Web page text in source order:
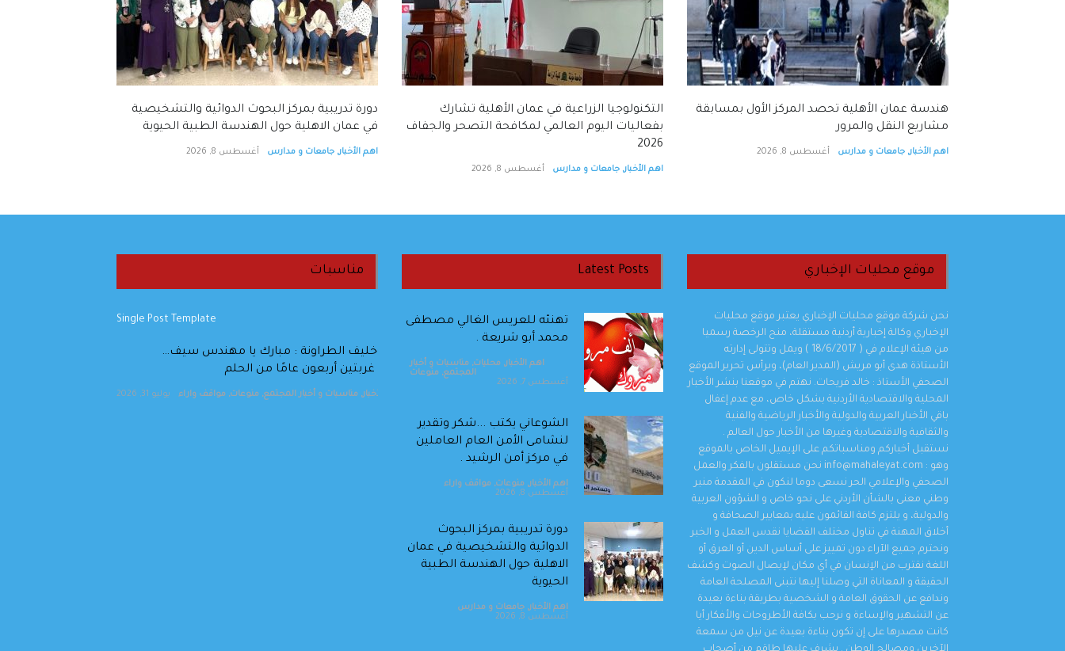
دورة تدريبية بمركز البحوث الدوائية والتشخيصية
في عمان الاهلية حول الهندسة الطبية الحيوية
اهم الأخبار, جامعات و مدارس أغسطس 8, 2026
التكنولوجيا الزراعية في عمان الأهلية تشارك
بفعاليات اليوم العالمي لمكافحة التصحر والجفاف
2026
اهم الأخبار, جامعات و مدارس أغسطس 8, 2026
هندسة عمان الأهلية تحصد المركز الأول بمسابقة
مشاريع النقل والمرور
اهم الأخبار, جامعات و مدارس أغسطس 8, 2026
موقع محليات الإخباري
نحن شركة موقع محليات الإخباري يعتبر موقع محليات
الإخباري وكالة إخبارية أردنية مستقلة، منح الرخصة رسميا
من هيئة الإعلام في ( 18/6/2017 ) ويمل وتتولى إدارته
الأستاذة هدى أبو مريش (المدير العام)، ويرأس تحرير الموقع
الصحفي الأستاذ : خالد فريحات. نهتم في موقعنا بنشر الأخبار
المحلية والاقتصادية الأردنية بشكل خاص، مع عدم إغفال
باقي الأخبار العربية والدولية والأخبار الرياضية والفنية
والثقافية والاقتصادية وغيرها من الأخبار حول العالم .
نستقبل أخباركم ومناسباتكم على الإيميل الخاص بالموقع
وهو : info@mahaleyat.com نحن مستقلون بالفكر والعمل
الصحفي والإعلامي الحر نسعى دوما لنكون في المقدمة منبر
وطني معنى بالشأن الأردني على نحو خاص و الشؤون العربية
والدولية، و يلتزم كافة القائمون عليه بمعايير الصحافة و
أخلاق المهنة في تناول مختلف القضايا نقدس العمل و الخبر
ونحترم جميع الآراء دون تمييز على أساس الدين أو العرق أو
اللغة نقترب من الإنسان في أي مكان لإيصال الصوت وكشف
الحقيقة و المعاناة التي وصلنا إليها نتبنى المصلحة العامة
وندافع عن الحقوق العامة و الشخصية بطريقة بناءة بعيدة
عن التشهير والإساءة و نرحب بكافة الأطروحات والأفكار أيا
كانت مصدرها على إن تكون بناءة بعيدة عن نيل من سمعة
Latest Posts
تهنئه للعريس الغالي مصطفى
محمد أبو شريعة .
اهم الأخبار, محليات, مناسبات و أخبار
المجتمع, منوعات
أغسطس 7, 2026
الشوعاني يكتب ...شكر وتقدير
لنشامى الأمن العام العاملين
في مركز أمن الرشيد .
اهم الأخبار, منوعات, مواقف واراء
أغسطس 8, 2026
دورة تدريبية بمركز البحوث
الدوائية والتشخيصية في عمان
الاهلية حول الهندسة الطبية
الحيوية
اهم الأخبار, جامعات و مدارس
أغسطس 8, 2026
مناسبات
أ. د. اخليف الطراونة : مبارك يا مهندس سيف…
وبين غربتين أربعون عامًا من الحلم
اهم الأخبار, مناسبات و أخبار المجتمع, منوعات, مواقف واراء يوليو 31, 2026
الصحفي محمد غنام يهنئ ويبارك للاستاذ الدكتور
اخليف الطراونة بتخرج قرة عينه المهندس سيف
محليات,مناسبات و أخبار المجتمع
تهنئه للعريس الغالي مصطفى محمد أبو شريعة .
محليات,مناسبات و أخبار المجتمع ,منوعات أغسطس 7, 2026